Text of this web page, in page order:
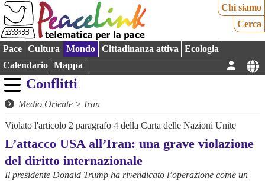
Chi siamo
Cerca
Pace Cultura Mondo Cittadinanza attiva
Ecologia
Calendario
Mappa
Conflitti
Medio Oriente > Iran
Violato l'articolo 2 paragrafo 4 della Carta delle Nazioni Unite
L’attacco USA all’Iran: una grave violazione
del diritto internazionale
Il presidente Donald Trump ha rivendicato l’operazione come un